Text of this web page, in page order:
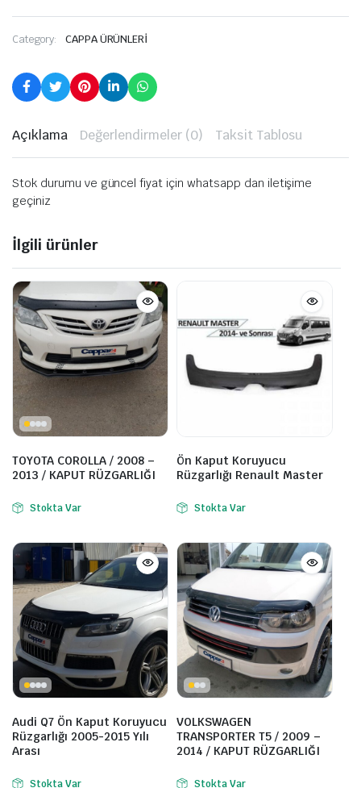
Category: CAPPA ÜRÜNLERİ
Açıklama Değerlendirmeler (0) Taksit Tablosu
Stok durumu ve güncel fiyat için whatsapp dan iletişime
geçiniz
İlgili ürünler
TOYOTA COROLLA / 2008 –
2013 / KAPUT RÜZGARLIĞI
Stokta Var
Ön Kaput Koruyucu
Rüzgarlığı Renault Master
Stokta Var
Audi Q7 Ön Kaput Koruyucu
Rüzgarlığı 2005-2015 Yılı
Arası
Stokta Var
VOLKSWAGEN
TRANSPORTER T5 / 2009 –
2014 / KAPUT RÜZGARLIĞI
Stokta Var